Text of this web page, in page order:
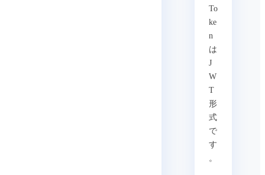
To
ke
n
は
J
W
T
形
式
で
す
。